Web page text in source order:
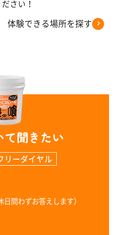
さい！
体験できる場所を探す
聞きたい
リーダイヤル
960
問わずお答えします）